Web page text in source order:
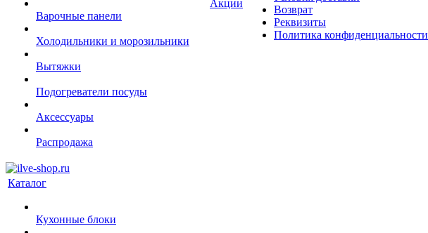
Варочные панели
Холодильники и морозильники
Вытяжки
Подогреватели посуды
Аксессуары
Распродажа
Акции
Возврат
Реквизиты
Политика конфиденциальности
Каталог
Кухонные блоки